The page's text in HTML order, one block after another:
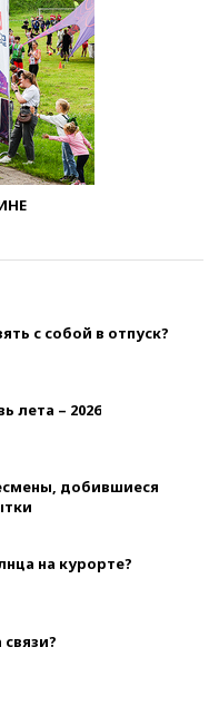
с собой в отпуск?
лета – 2026
добившиеся
на курорте?